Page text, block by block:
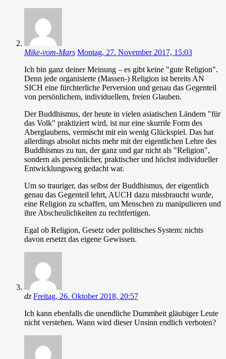
Mike-vom-Mars Montag, 27. November 2017, 15:03
Ich bin ganz deiner Meinung – es gibt keine "gute Religion".
Denn jede organisierte (Massen-) Religion ist bereits AN
SICH eine fürchterliche Perversion und genau das Gegenteil
von persönlichem, individuellem, freien Glauben.
Der Buddhismus, der heute in vielen asiatischen Ländern "für
das Volk" praktiziert wird, ist nur eine skurrile Form des
Aberglaubens, vermischt mit ein wenig Glückspiel. Das hat
allerdings absolut nichts mehr mit der eigentlichen Lehre des
Buddhismus zu tun, der ganz und gar nicht als "Religion",
sondern als persönlicher, praktischer und höchst individueller
Entwicklungsweg gedacht war.
Um so trauriger, das selbst der Buddhismus, der eigentlich
genau das Gegenteil lehrt, AUCH dazu missbraucht wurde,
eine Religion zu schaffen, um Menschen zu manipulieren und
ihre Abscheulichkeiten zu rechtfertigen.
Egal ob Religion, Gesetz oder politisches System: nichts
davon ersetzt das eigene Gewissen.
dz Freitag, 26. Oktober 2018, 20:57
Ich kann ebenfalls die unendliche Dummheit gläubiger Leute
nicht verstehen. Wann wird dieser Unsinn endlich verboten?